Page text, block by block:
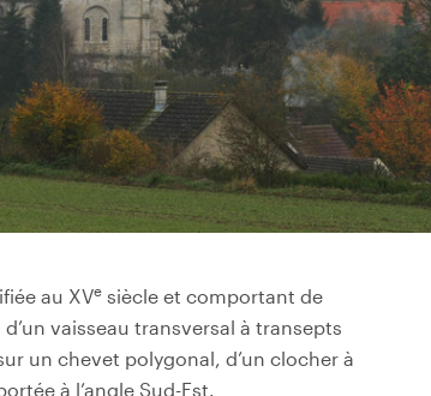
au XVe siècle et comportant de
vaisseau transversal à transepts
un chevet polygonal, d’un clocher à
à l’angle Sud-Est.